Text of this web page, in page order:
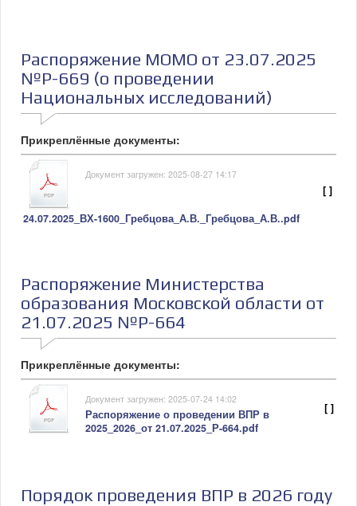
Распоряжение МОМО от 23.07.2025
№Р-669 (о проведении
Национальных исследований)
Прикреплённые документы:
Документ загружен: 2025-08-27 14:17
24.07.2025_ВХ-1600_Гребцова_А.В._Гребцова_А.В..pdf
[ ]
Распоряжение Министерства
образования Московской области от
21.07.2025 №Р-664
Прикреплённые документы:
Документ загружен: 2025-07-24 14:02
Распоряжение о проведении ВПР в
2025_2026_от 21.07.2025_Р-664.pdf
[ ]
Порядок проведения ВПР в 2026 году